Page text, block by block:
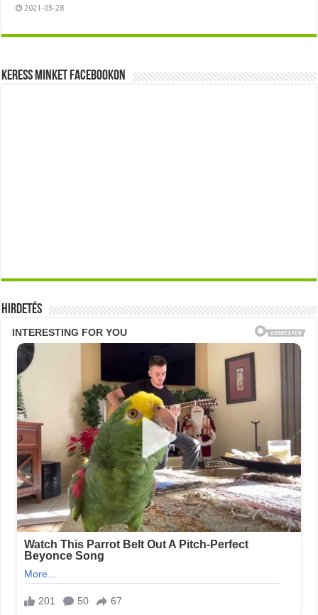
2021-03-28
Keress minket Facebookon
Hirdetés